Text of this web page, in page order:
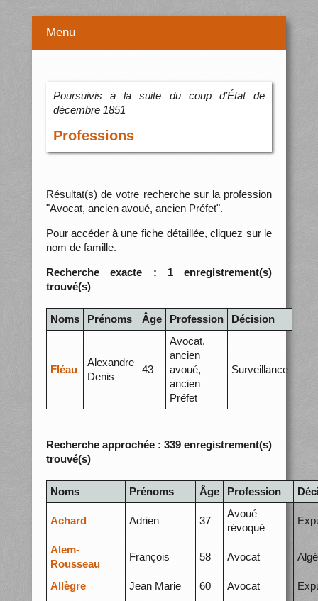
Menu
Poursuivis à la suite du coup d’État de
décembre 1851
Professions
Résultat(s) de votre recherche sur la profession
"Avocat, ancien avoué, ancien Préfet".
Pour accéder à une fiche détaillée, cliquez sur le
nom de famille.
Recherche exacte : 1 enregistrement(s)
trouvé(s)
Noms Prénoms Âge Profession Décision
Fléau
Alexandre
Denis
43
Avocat,
ancien
avoué,
ancien
Préfet
Surveillance
Recherche approchée : 339 enregistrement(s)
trouvé(s)
Noms Prénoms Âge Profession
Achard Adrien 37
Avoué
révoqué
Alem-
Rousseau
François 58 Avocat
Allègre Jean Marie 60 Avocat